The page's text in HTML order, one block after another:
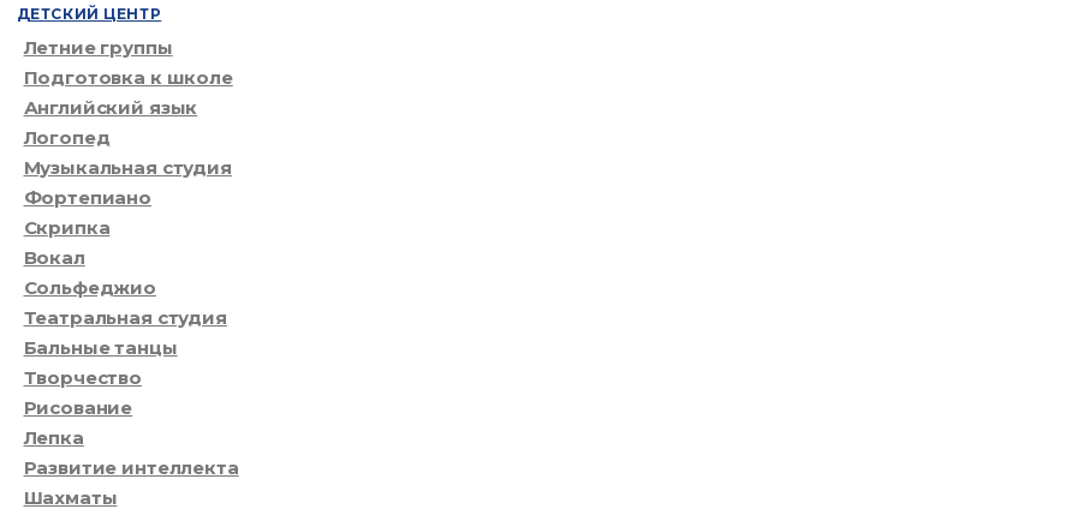
ДЕТСКИЙ ЦЕНТР
Летние группы
Подготовка к школе
Английский язык
Логопед
Музыкальная студия
Фортепиано
Скрипка
Вокал
Сольфеджио
Театральная студия
Бальные танцы
Творчество
Рисование
Лепка
Развитие интеллекта
Шахматы